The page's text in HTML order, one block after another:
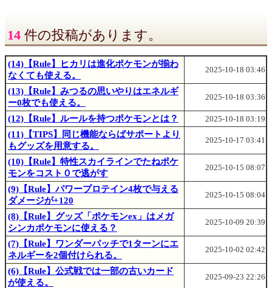
14 件の投稿があります。
(14)【Rule】ヒカリは進化ポケモンが揃わ
なくても使える。
2025-10-18 03:46
(13)【Rule】みつるの思いやりはエネルギ
ー0枚でも使える。
2025-10-18 03:36
(12)【Rule】ルールを持つポケモンとは？ 2025-10-18 03:19
(11)【TIPS】同じ機能ならばサポートより
もグッズを用意する。
2025-10-17 03:41
(10)【Rule】特性スカイラインでたねポケ
モンをコスト０で逃がす
2025-10-15 08:07
(9)【Rule】パワープロテイン4枚で与える
ダメージが+120
2025-10-15 08:04
(8)【Rule】グッズ「ポケモンex」はメガ
シンカポケモンに使える？
2025-10-09 20:39
(7)【Rule】ワンダーパッチで1ターンにエ
ネルギーを2個付けられる。
2025-10-02 02:42
(6)【Rule】公式戦では一部の古いカード
が使える。
2025-09-23 22:26